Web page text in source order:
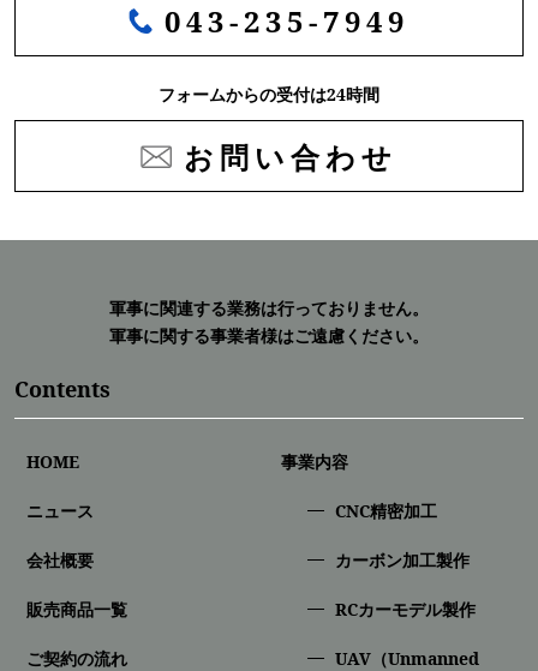
043-235-7949
フォームからの受付は24時間
お問い合わせ
軍事に関連する業務は行っておりません。
軍事に関する事業者様はご遠慮ください。
Contents
HOME
ニュース
会社概要
販売商品一覧
ご契約の流れ
事業内容
CNC精密加⼯
カーボン加工製作
RCカーモデル製作
UAV（Unmanned